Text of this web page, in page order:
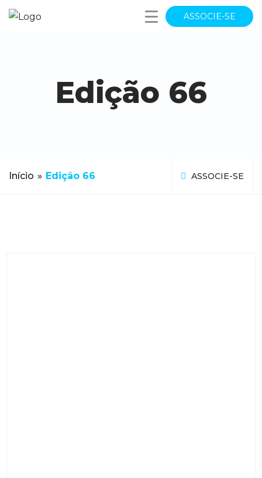
ASSOCIE-SE
Edição 66
Início » Edição 66 ASSOCIE-SE